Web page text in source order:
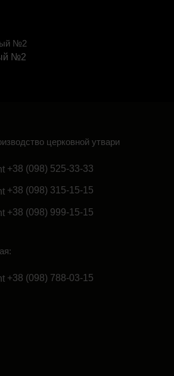
№2
церковной утвари
+38 (098) 525-33-33
+38 (098) 315-15-15
+38 (098) 999-15-15
+38 (098) 788-03-15